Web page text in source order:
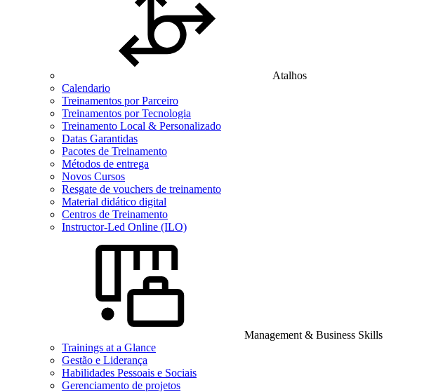
Atalhos
Calendario
Treinamentos por Parceiro
Treinamentos por Tecnologia
Treinamento Local & Personalizado
Datas Garantidas
Pacotes de Treinamento
Métodos de entrega
Novos Cursos
Resgate de vouchers de treinamento
Material didático digital
Centros de Treinamento
Instructor-Led Online (ILO)
Management & Business Skills
Trainings at a Glance
Gestão e Liderança
Habilidades Pessoais e Sociais
Gerenciamento de projetos